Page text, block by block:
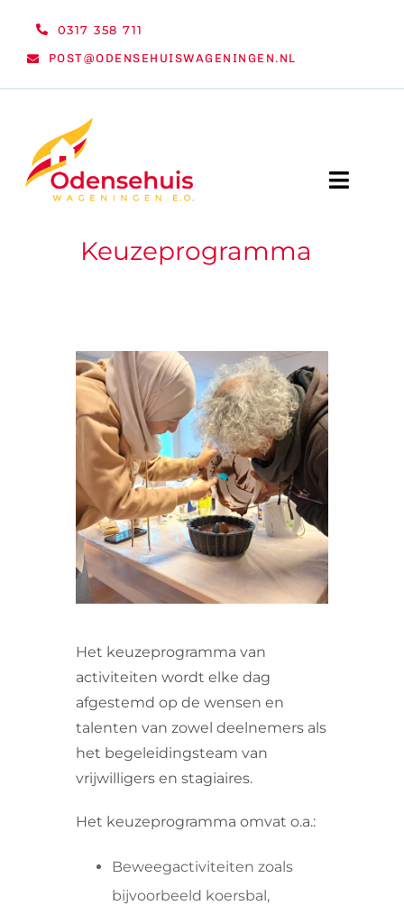
0317 358 711
POST@ODENSEHUISWAGENINGEN.NL
Toggle
WELKOM
ORGANISATIE
VRIJWILLIGERS & STAGIAIRES
CONTACT
Keuzeprogramma
Het keuzeprogramma van
activiteiten wordt elke dag
afgestemd op de wensen en
talenten van zowel deelnemers als
het begeleidingsteam van
vrijwilligers en stagiaires.
Het keuzeprogramma omvat o.a.:
Beweegactiviteiten zoals
bijvoorbeeld koersbal,